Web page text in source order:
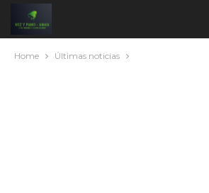
Home Últimas noticias